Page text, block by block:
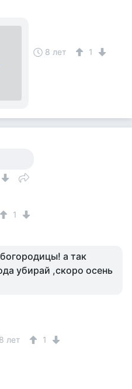
8 лет 1
1
а так
убирай ,скоро осень
8 лет 1